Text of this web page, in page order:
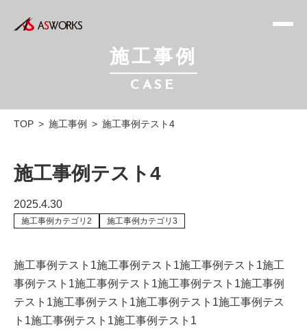
施工事例
CASE
TOP > 施工事例 > 施工事例テスト4
施工事例テスト4
2025.4.30
施工事例カテゴリ2 施工事例カテゴリ3
施工事例テスト1施工事例テスト1施工事例テスト1施工
事例テスト1施工事例テスト1施工事例テスト1施工事例
テスト1施工事例テスト1施工事例テスト1施工事例テス
ト1施工事例テスト1施工事例テスト1